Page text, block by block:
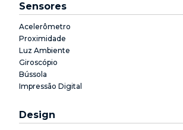
Sensores
Acelerômetro
Proximidade
Luz Ambiente
Giroscópio
Bússola
Impressão Digital
Design